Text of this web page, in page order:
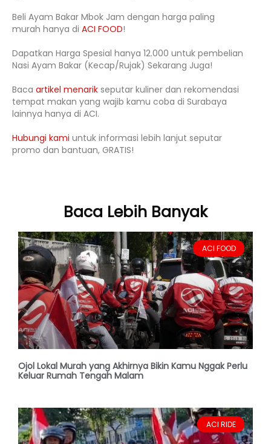
Beli Ayam Bakar Mbok Jam dengan harga paling
murah hanya di ACI FOOD!
Dapatkan Harga Spesial hanya 12.000 untuk pembelian
Nasi Ayam Bakar (Kecap/Rujak) Sekarang Juga!
Baca artikel menarik seputar kuliner dan rekomendasi
tempat makan yang wajib kamu coba di Surabaya
lainnya hanya di ACI.
Hubungi kami untuk informasi lebih lanjut seputar
promo dan bantuan, GRATIS!
Baca Lebih Banyak
ACI FOOD
Ojol Lokal Murah yang Akhirnya Bikin Kamu Nggak Perlu
Keluar Rumah Tengah Malam
ACI RIDE